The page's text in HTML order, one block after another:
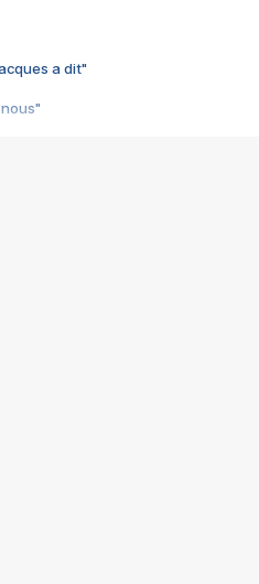
a dit"